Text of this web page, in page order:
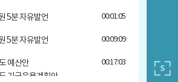
5분 자유발언 00:01:05
5분 자유발언 00:09:09
예산안
기금운용계획안
00:17:03